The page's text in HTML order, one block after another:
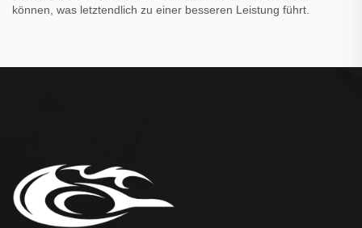
können, was letztendlich zu einer besseren Leistung führt.